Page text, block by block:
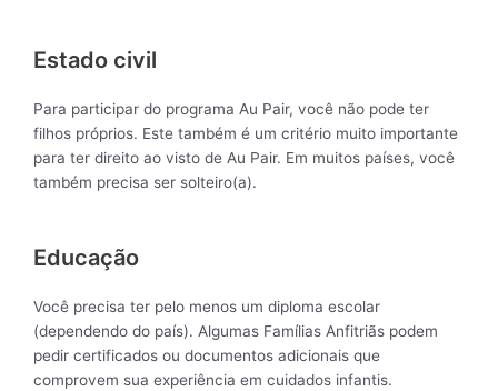
Estado civil
Para participar do programa Au Pair, você não pode ter
filhos próprios. Este também é um critério muito importante
para ter direito ao visto de Au Pair. Em muitos países, você
também precisa ser solteiro(a).
Educação
Você precisa ter pelo menos um diploma escolar
(dependendo do país). Algumas Famílias Anfitriãs podem
pedir certificados ou documentos adicionais que
comprovem sua experiência em cuidados infantis.